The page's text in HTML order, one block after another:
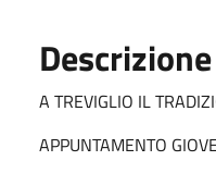
Descrizione
A TREVIGLIO IL
APPUNTAMENTO